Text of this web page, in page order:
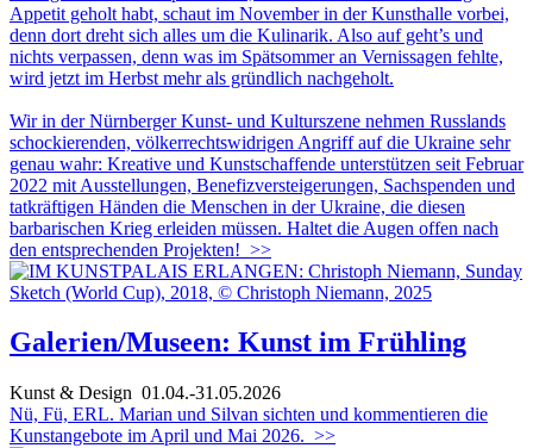
Appetit geholt habt, schaut im November in der Kunsthalle vorbei,
denn dort dreht sich alles um die Kulinarik. Also auf geht’s und
nichts verpassen, denn was im Spätsommer an Vernissagen fehlte,
wird jetzt im Herbst mehr als gründlich nachgeholt.
Wir in der Nürnberger Kunst- und Kulturszene nehmen Russlands
schockierenden, völkerrechtswidrigen Angriff auf die Ukraine sehr
genau wahr: Kreative und Kunstschaffende unterstützen seit Februar
2022 mit Ausstellungen, Benefizversteigerungen, Sachspenden und
tatkräftigen Händen die Menschen in der Ukraine, die diesen
barbarischen Krieg erleiden müssen. Haltet die Augen offen nach
den entsprechenden Projekten! >>
Galerien/Museen: Kunst im Frühling
Kunst & Design 01.04.-31.05.2026
Nü, Fü, ERL. Marian und Silvan sichten und kommentieren die
Kunstangebote im April und Mai 2026. >>